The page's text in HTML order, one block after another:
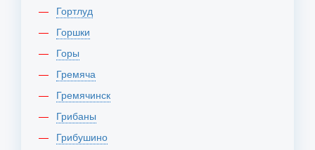
Гортлуд
Горшки
Горы
Гремяча
Гремячинск
Грибаны
Грибушино